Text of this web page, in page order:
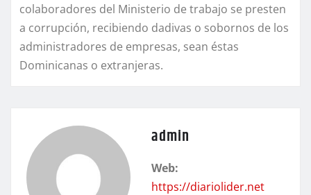
colaboradores del Ministerio de trabajo se presten
a corrupción, recibiendo dadivas o sobornos de los
administradores de empresas, sean éstas
Dominicanas o extranjeras.
admin
Web:
https://diariolider.net